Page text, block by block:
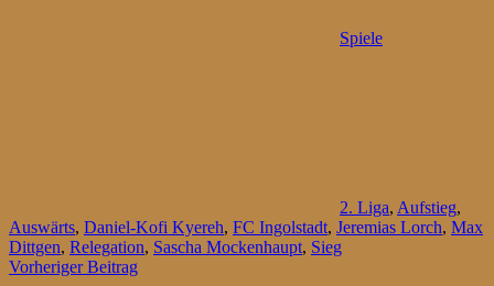
Spiele
2. Liga, Aufstieg,
Auswärts, Daniel-Kofi Kyereh, FC Ingolstadt, Jeremias Lorch, Max
Dittgen, Relegation, Sascha Mockenhaupt, Sieg
Beitragsnavigation
Vorheriger Beitrag